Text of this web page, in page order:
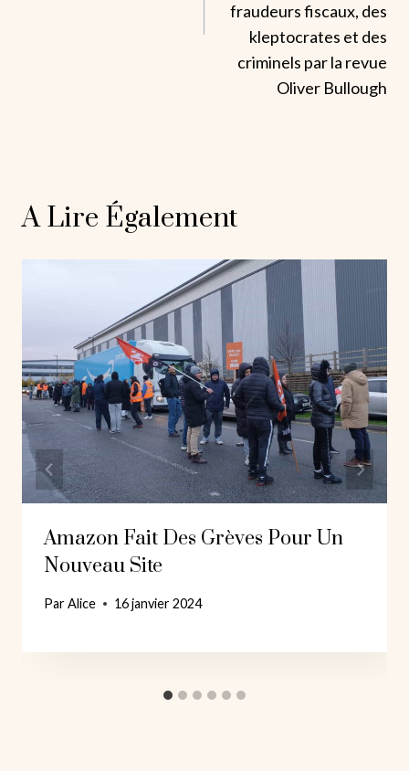
fraudeurs fiscaux, des
kleptocrates et des
criminels par la revue
Oliver Bullough
A Lire Également
Amazon Fait Des Grèves Pour Un
Nouveau Site
ParAlice 16 janvier 2024